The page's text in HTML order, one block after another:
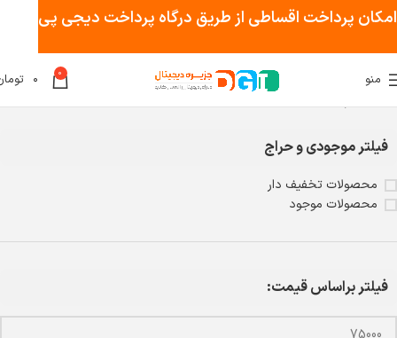
منو 0 ۰
فیلتر موجودی و حراج
محصولات تخفیف دار
محصولات موجود
فیلتر براساس قیمت:
امکان پرداخت اقساطی از طریق درگاه پرداخت دیجی پی